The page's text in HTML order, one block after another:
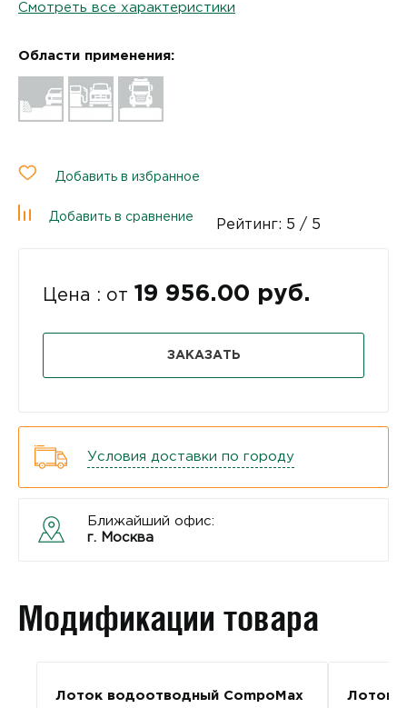
Смотреть все характеристики
Области применения:
Добавить в избранное
Добавить в сравнение
Рейтинг: 5 / 5
Цена : от 19 956.00 руб.
ЗАКАЗАТЬ
Условия доставки по городу
Ближайший офис:
г. Москва
Модификации товара
Лоток водоотводный CompoMax Лоток